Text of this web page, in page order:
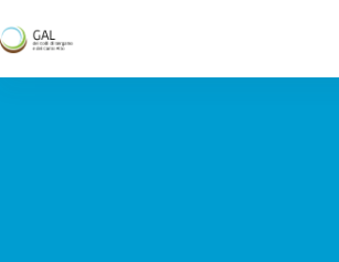
al
contenuto